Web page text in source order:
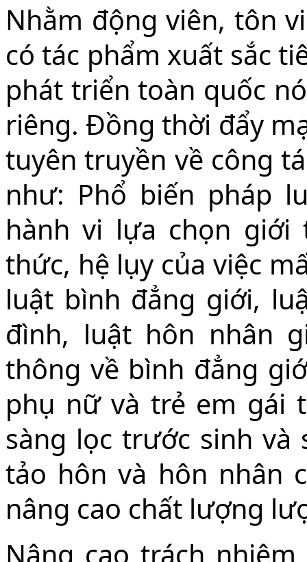
Nhằm động viên, tôn
có tác phẩm xuất sắc
phát triển toàn quốc
riêng. Đồng thời đẩy
tuyên truyền về công
như: Phổ biến pháp
hành vi lựa chọn
thức, hệ lụy của việc
luật bình đẳng giới,
đình, luật hôn nhân
thông về bình đẳng
phụ nữ và trẻ em gái
sàng lọc trước sinh và
tảo hôn và hôn nhân
nâng cao chất lượng
Nâng cao trách